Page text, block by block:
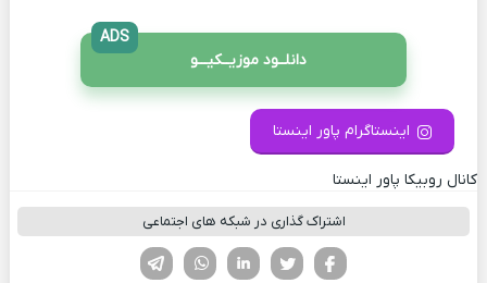
دانلــود موزیــکیـــو
ADS
اینستاگرام پاور اینستا
کانال روبیکا پاور اینستا
اشتراک گذاری در شبکه های اجتماعی
لینکدین تویتر
فیسوک